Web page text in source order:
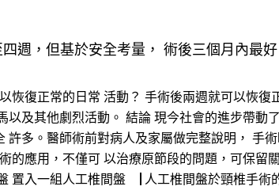
週，但基於安全考量， 術後三個月內最好
恢復正常的日常 活動？ 手術後兩週就可以恢
以及其他劇烈活動。 結論 現今社會的進步帶
許多。醫師術前對病人及家屬做完整說明， 手
的應用，不僅可 以治療原節段的問題，可保
置入一組人工椎間盤 ▕ 人工椎間盤於頸椎手